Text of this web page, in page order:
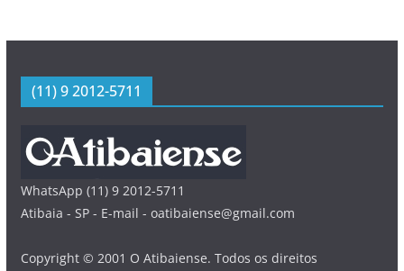
(11) 9 2012-5711
WhatsApp (11) 9 2012-5711
Atibaia - SP - E-mail - oatibaiense@gmail.com
Copyright © 2001 O Atibaiense. Todos os direitos